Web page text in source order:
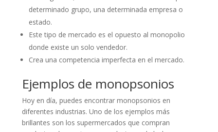
determinado grupo, una determinada empresa o
estado.
Este tipo de mercado es el opuesto al monopolio
donde existe un solo vendedor.
Crea una competencia imperfecta en el mercado.
Ejemplos de monopsonios
Hoy en día, puedes encontrar monopsonios en
diferentes industrias. Uno de los ejemplos más
brillantes son los supermercados que compran